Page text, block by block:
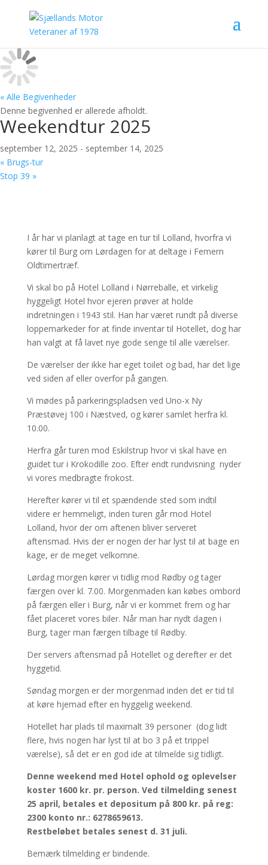
« Alle Begivenheder
Denne begivenhed er allerede afholdt.
Weekendtur 2025
september 12, 2025 - september 14, 2025
« Brugs-tur
Stop 39 »
I år har vi planlagt at tage en tur til Lolland, hvorfra vi
kører til Burg om Lørdagen for at deltage i Femern
Oldtimertræf.
Vi skal bo på Hotel Lolland i Nørreballe, et virkelig
hyggeligt Hotel hvor ejeren prøver at holde
indretningen i 1943 stil. Han har været rundt på diverse
loppemarkeder for at finde inventar til Hotellet, dog har
han valgt at få lavet nye gode senge til alle værelser.
De værelser der ikke har eget toilet og bad, har det lige
ved siden af eller overfor på gangen.
Vi mødes på parkeringspladsen ved Uno-x Ny
Præstøvej 100 i Næstved, og kører samlet herfra kl.
10.00.
Herfra går turen mod Eskilstrup hvor vi skal have en
guidet tur i Krokodille zoo. Efter endt rundvisning nyder
vi vores medbragte frokost.
Herefter kører vi til et spændende sted som indtil
videre er hemmeligt, inden turen går mod Hotel
Lolland, hvor der om aftenen bliver serveret
aftensmad. Hvis der er nogen der har lyst til at bage en
kage, er de meget velkomne.
Lørdag morgen kører vi tidlig mod Rødby og tager
færgen over kl. 7.00. Morgenmaden kan købes ombord
på færgen eller i Burg, når vi er kommet frem og har
fået placeret vores biler. Når man har nydt dagen i
Burg, tager man færgen tilbage til Rødby.
Der servers aftensmad på Hotellet og derefter er det
hyggetid.
Søndag morgen er der morgenmad inden det er tid til
at køre hjemad efter en hyggelig weekend.
Hotellet har plads til maximalt 39 personer (dog lidt
flere, hvis nogen har lyst til at bo 3 på et trippel
værelse), så det er en god ide at tilmelde sig tidligt.
Denne weekend med Hotel ophold og oplevelser
koster 1600 kr. pr. person. Ved tilmelding senest
25 april, betales et depositum på 800 kr. på reg:
2300 konto nr.: 6278659613.
Restbeløbet betales senest d. 31 juli.
Bemærk tilmelding er bindende.